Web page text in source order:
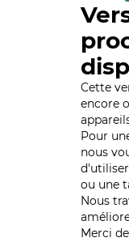
Cette
encore
Pour
nous
ou une
Nous
Merci